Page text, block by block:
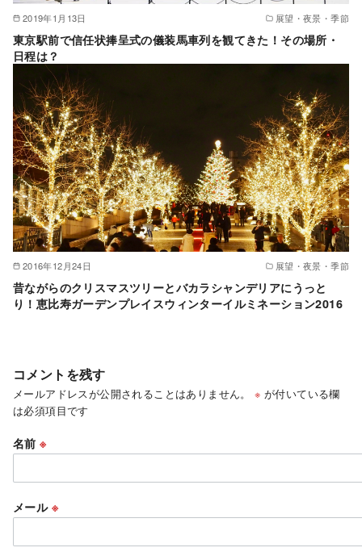
2019年1月13日 展望・夜景・季節
東京駅前で信任状捧呈式の儀装馬車列を観てきた！その場所・
日程は？
2016年12月24日 展望・夜景・季節
昔ながらのクリスマスツリーとバカラシャンデリアにうっと
り！恵比寿ガーデンプレイスウィンターイルミネーション2016
コメントを残す
メールアドレスが公開されることはありません。 ※ が付いている欄
は必須項目です
名前※
メール ※